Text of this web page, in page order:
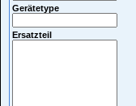
Gerätetype
Ersatzteil